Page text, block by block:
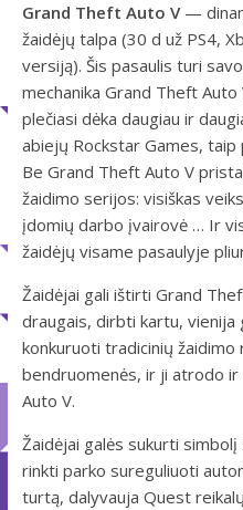
Grand Theft Auto V—
žaidėjų talpa (30 d už PS4,
versiją). Šis pasaulis turi
mechanika Grand Theft
plečiasi dėka daugiau ir
abiejų Rockstar Games,
Be Grand Theft Auto V
žaidimo serijos: visiškas
įdomių darbo įvairovė … Ir
žaidėjų visame pasaulyje
Žaidėjai gali ištirti Grand
draugais, dirbti kartu,
konkuruoti tradicinių žaidimo
bendruomenės, ir ji atrodo
Auto V.
Žaidėjai galės sukurti simbolį
rinkti parko sureguliuoti
turtą, dalyvauja Quest